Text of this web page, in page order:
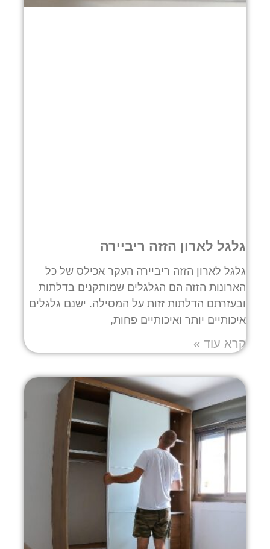
גלגל לארון הזזה ריביירה
גלגל לארון הזזה ריביירה העקר אכילס של כל
הארונות הזזה הם הגלגלים שמותקנים בדלתות
ובעזרתם הדלתות זזות על המסילה. ישנם גלגלים
איכותיים יותר ואיכותיים פחות,
קרא עוד »